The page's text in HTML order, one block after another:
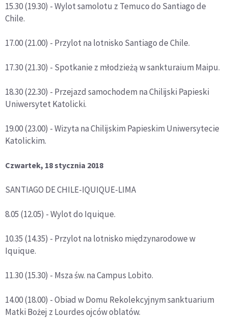
15.30 (19.30) - Wylot samolotu z Temuco do Santiago de
Chile.
17.00 (21.00) - Przylot na lotnisko Santiago de Chile.
17.30 (21.30) - Spotkanie z młodzieżą w sankturaium Maipu.
18.30 (22.30) - Przejazd samochodem na Chilijski Papieski
Uniwersytet Katolicki.
19.00 (23.00) - Wizyta na Chilijskim Papieskim Uniwersytecie
Katolickim.
Czwartek, 18 stycznia 2018
SANTIAGO DE CHILE-IQUIQUE-LIMA
8.05 (12.05) - Wylot do Iquique.
10.35 (14.35) - Przylot na lotnisko międzynarodowe w
Iquique.
11.30 (15.30) - Msza św. na Campus Lobito.
14.00 (18.00) - Obiad w Domu Rekolekcyjnym sanktuarium
Matki Bożej z Lourdes ojców oblatów.